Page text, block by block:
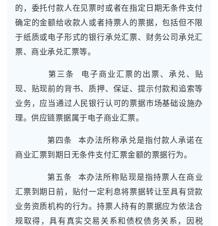
的，委托付款人在见票时或者在指定日期无条件支付
确定的金额给收款人或者持票人的票据，包括但不限
于纸质或电子形式的银行承兑汇票、财务公司承兑汇
票、商业承兑汇票等。
第三条 电子商业汇票的出票、承兑、贴
现、贴现前的背书、质押、保证、提示付款和追索等
业务，应当通过人民银行认可的票据市场基础设施办
理。供应链票据属于电子商业汇票。
第四条 本办法所称承兑是指付款人承诺在
商业汇票到期日无条件支付汇票金额的票据行为。
第五条 本办法所称贴现是指持票人在商业
汇票到期日前，贴付一定利息将票据转让至具有贷款
业务资质机构的行为。持票人持有的票据应为依法合
规取得，具有真实交易关系和债权债务关系，因税